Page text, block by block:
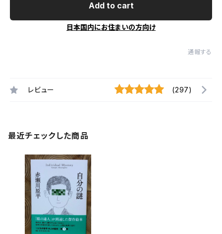
Add to cart
日本国内にお住まいの方向け
通報する
レビュー (297)
最近チェックした商品